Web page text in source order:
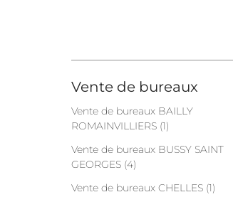
Un potentiel de valorisation
infrastructures. L'arrivée de la
Express va décupler l'attractivité
aujourd'hui, c'est anticiper et
Gagner en autonomie et
Devenir propriétaire vous
Vente de bureaux
Vente de bureaux BAILLY
ROMAINVILLIERS (1)
Vente de bureaux BUSSY SAINT
GEORGES (4)
Vente de bureaux CHELLES (1)